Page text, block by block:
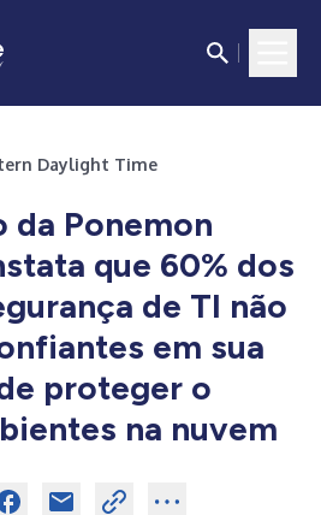
Daylight Time
da Ponemon
que 60% dos
de TI não
em sua
proteger o
na nuvem